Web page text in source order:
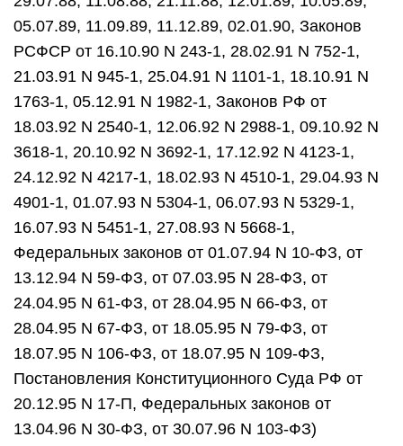
05.07.89, 11.09.89, 11.12.89, 02.01.90, Законов
РСФСР от 16.10.90 N 243-1, 28.02.91 N 752-1,
21.03.91 N 945-1, 25.04.91 N 1101-1, 18.10.91 N
1763-1, 05.12.91 N 1982-1, Законов РФ от
18.03.92 N 2540-1, 12.06.92 N 2988-1, 09.10.92 N
3618-1, 20.10.92 N 3692-1, 17.12.92 N 4123-1,
24.12.92 N 4217-1, 18.02.93 N 4510-1, 29.04.93 N
4901-1, 01.07.93 N 5304-1, 06.07.93 N 5329-1,
16.07.93 N 5451-1, 27.08.93 N 5668-1,
Федеральных законов от 01.07.94 N 10-ФЗ, от
13.12.94 N 59-ФЗ, от 07.03.95 N 28-ФЗ, от
24.04.95 N 61-ФЗ, от 28.04.95 N 66-ФЗ, от
28.04.95 N 67-ФЗ, от 18.05.95 N 79-ФЗ, от
18.07.95 N 106-ФЗ, от 18.07.95 N 109-ФЗ,
Постановления Конституционного Суда РФ от
20.12.95 N 17-П, Федеральных законов от
13.04.96 N 30-ФЗ, от 30.07.96 N 103-ФЗ)